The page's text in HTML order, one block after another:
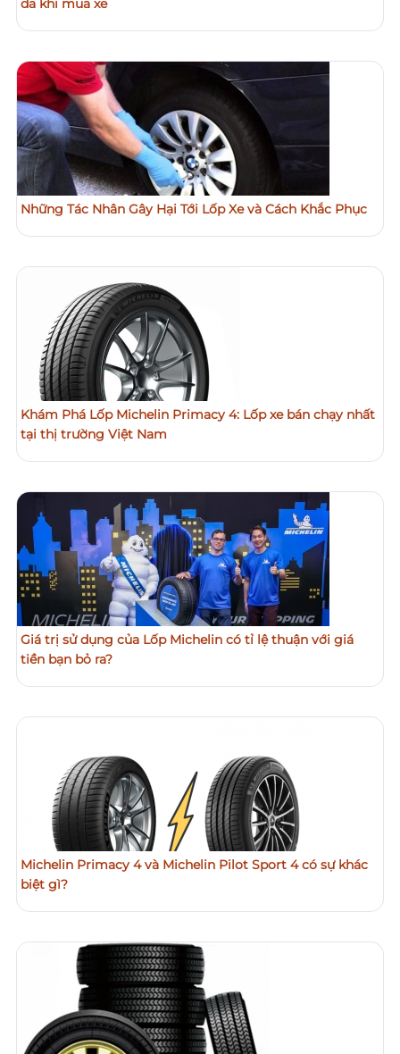
da khi mua xe
Những Tác Nhân Gây Hại Tới Lốp Xe và Cách Khắc Phục
Khám Phá Lốp Michelin Primacy 4: Lốp xe bán chạy nhất
tại thị trường Việt Nam
Giá trị sử dụng của Lốp Michelin có tỉ lệ thuận với giá
tiền bạn bỏ ra?
Michelin Primacy 4 và Michelin Pilot Sport 4 có sự khác
biệt gì?